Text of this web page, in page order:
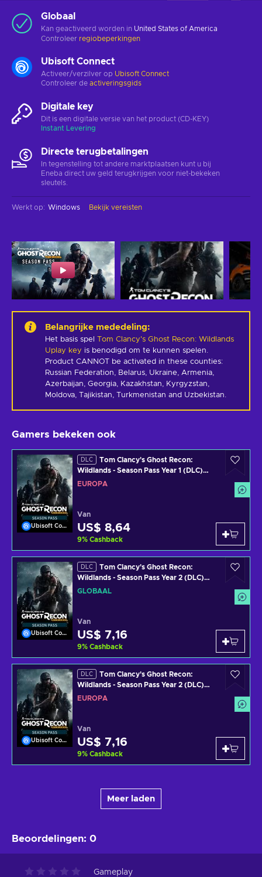
Globaal
Kan geactiveerd worden in United States of America
Controleer regiobeperkingen
Ubisoft Connect
Activeer/verzilver op Ubisoft Connect
Controleer de activeringsgids
Digitale key
Dit is een digitale versie van het product (CD-KEY)
Instant Levering
Directe terugbetalingen
In tegenstelling tot andere marktplaatsen kunt u bij
Eneba direct uw geld terugkrijgen voor niet-bekeken
sleutels.
Werkt op: Windows Bekijk vereisten
Belangrijke mededeling:
Het basis spel Tom Clancy's Ghost Recon: Wildlands
Uplay key is benodigd om te kunnen spelen.
Product CANNOT be activated in these counties:
Russian Federation, Belarus, Ukraine, Armenia,
Azerbaijan, Georgia, Kazakhstan, Kyrgyzstan,
Moldova, Tajikistan, Turkmenistan and Uzbekistan.
Gamers bekeken ook
Ubisoft Connect
DLC
Tom Clancy's Ghost Recon:
Wildlands - Season Pass Year 1 (DLC)
Uplay Key EUROPE
EUROPA
Van
US$ 8,64
9% Cashback
Ubisoft Connect
DLC
Tom Clancy's Ghost Recon:
Wildlands - Season Pass Year 2 (DLC)
Uplay Key GLOBAL
GLOBAAL
Van
US$ 7,16
9% Cashback
Ubisoft Connect
DLC
Tom Clancy's Ghost Recon:
Wildlands - Season Pass Year 2 (DLC)
Uplay Key EUROPE
EUROPA
Van
US$ 7,16
9% Cashback
Meer laden
Beoordelingen: 0
Gameplay